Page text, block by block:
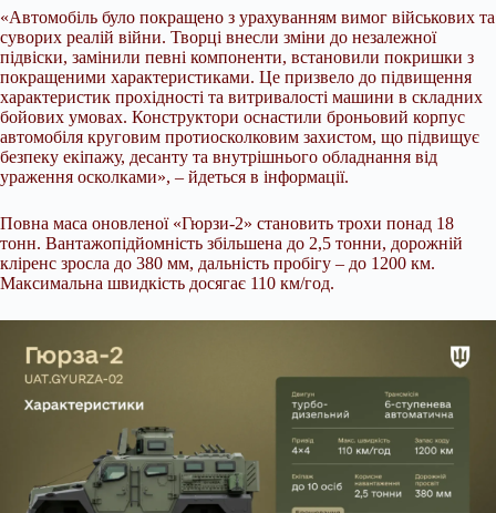
«Автомобіль було покращено з урахуванням вимог військових та
суворих реалій війни. Творці внесли зміни до незалежної
підвіски, замінили певні компоненти, встановили покришки з
покращеними характеристиками. Це призвело до підвищення
характеристик прохідності та витривалості машини в складних
бойових умовах. Конструктори оснастили броньовий корпус
автомобіля круговим протиосколковим захистом, що підвищує
безпеку екіпажу, десанту та внутрішнього обладнання від
ураження осколками», – йдеться в інформації.
Повна маса оновленої «Гюрзи-2» становить трохи понад 18
тонн. Вантажопідйомність збільшена до 2,5 тонни, дорожній
кліренс зросла до 380 мм, дальність пробігу – до 1200 км.
Максимальна швидкість досягає 110 км/год.